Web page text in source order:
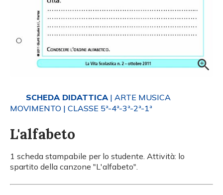
SCHEDA DIDATTICA | ARTE MUSICA
MOVIMENTO | CLASSE 5ª-4ª-3ª-2ª-1ª
L'alfabeto
1 scheda stampabile per lo studente. Attività: lo
spartito della canzone "L'alfabeto".